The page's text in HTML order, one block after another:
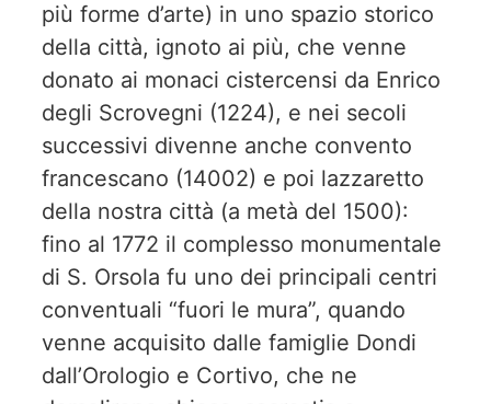
più forme d’arte) in uno spazio storico
della città, ignoto ai più, che venne
donato ai monaci cistercensi da Enrico
degli Scrovegni (1224), e nei secoli
successivi divenne anche convento
francescano (14002) e poi lazzaretto
della nostra città (a metà del 1500):
fino al 1772 il complesso monumentale
di S. Orsola fu uno dei principali centri
conventuali “fuori le mura”, quando
venne acquisito dalle famiglie Dondi
dall’Orologio e Cortivo, che ne